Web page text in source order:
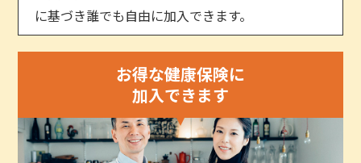
に基づき誰でも自由に加入できます。
お得な健康保険に
加入できます